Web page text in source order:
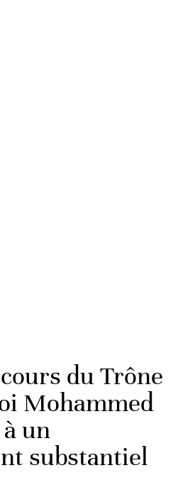
du Trône
Mohammed
un
substantiel